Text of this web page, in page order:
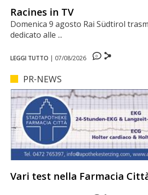
Racines in TV
Domenica 9 agosto Rai Südtirol
dedicato alle ...
LEGGI TUTTO | 07/08/2026 0
PR-NEWS
Vari test nella Farmacia